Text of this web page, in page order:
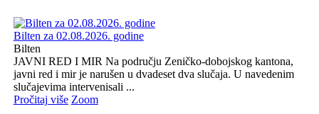
Bilten za 02.08.2026. godine
Bilten
JAVNI RED I MIR Na području Zeničko-dobojskog kantona,
javni red i mir je narušen u dvadeset dva slučaja. U navedenim
slučajevima intervenisali ...
Pročitaj više Zoom